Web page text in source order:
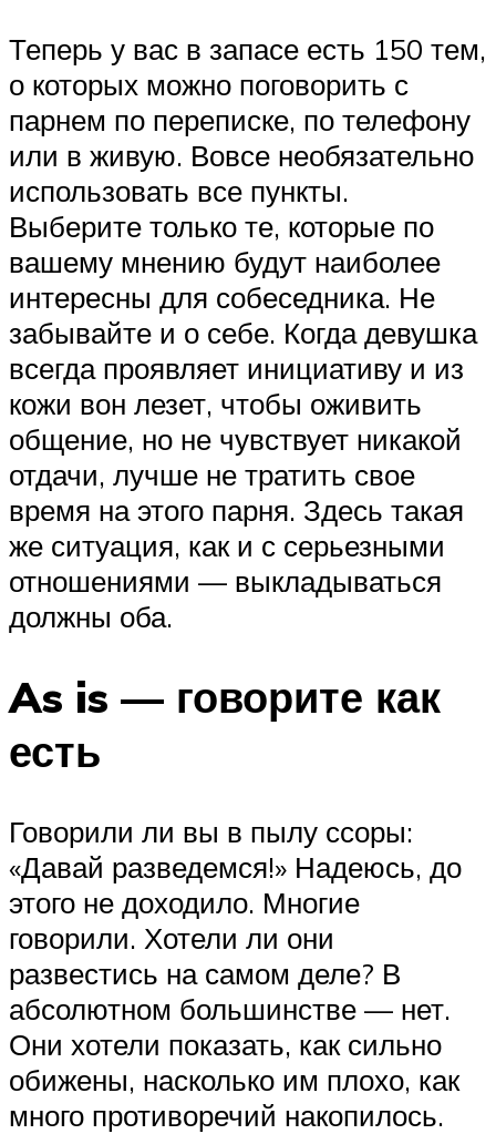
Теперь у вас в запасе есть 150 тем,
о которых можно поговорить с
парнем по переписке, по телефону
или в живую. Вовсе необязательно
использовать все пункты.
Выберите только те, которые по
вашему мнению будут наиболее
интересны для собеседника. Не
забывайте и о себе. Когда девушка
всегда проявляет инициативу и из
кожи вон лезет, чтобы оживить
общение, но не чувствует никакой
отдачи, лучше не тратить свое
время на этого парня. Здесь такая
же ситуация, как и с серьезными
отношениями — выкладываться
должны оба.
As is — говорите как
есть
Говорили ли вы в пылу ссоры:
«Давай разведемся!» Надеюсь, до
этого не доходило. Многие
говорили. Хотели ли они
развестись на самом деле? В
абсолютном большинстве — нет.
Они хотели показать, как сильно
обижены, насколько им плохо, как
много противоречий накопилось.